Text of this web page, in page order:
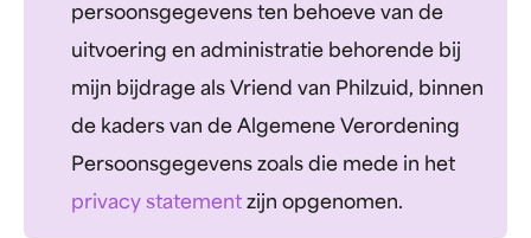
persoonsgegevens ten behoeve van de
uitvoering en administratie behorende bij
mijn bijdrage als Vriend van Philzuid, binnen
de kaders van de Algemene Verordening
Persoonsgegevens zoals die mede in het
privacy statement zijn opgenomen.